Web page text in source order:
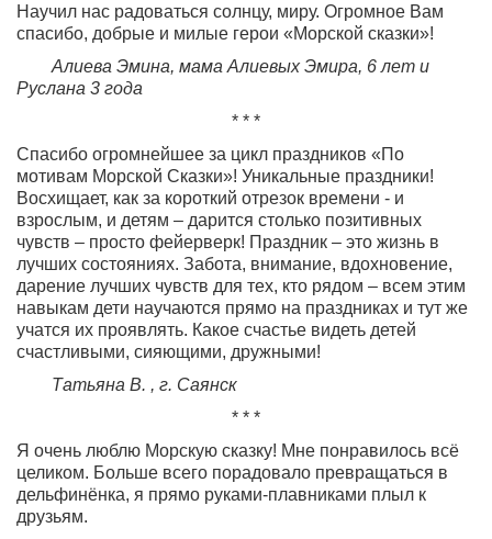
Научил нас радоваться солнцу, миру. Огромное Вам
спасибо, добрые и милые герои «Морской сказки»!
Алиева Эмина, мама Алиевых Эмира, 6 лет и
Руслана 3 года
* * *
Спасибо огромнейшее за цикл праздников «По
мотивам Морской Сказки»! Уникальные праздники!
Восхищает, как за короткий отрезок времени - и
взрослым, и детям – дарится столько позитивных
чувств – просто фейерверк! Праздник – это жизнь в
лучших состояниях. Забота, внимание, вдохновение,
дарение лучших чувств для тех, кто рядом – всем этим
навыкам дети научаются прямо на праздниках и тут же
учатся их проявлять. Какое счастье видеть детей
счастливыми, сияющими, дружными!
Татьяна В. , г. Саянск
* * *
Я очень люблю Морскую сказку! Мне понравилось всё
целиком. Больше всего порадовало превращаться в
дельфинёнка, я прямо руками-плавниками плыл к
друзьям.